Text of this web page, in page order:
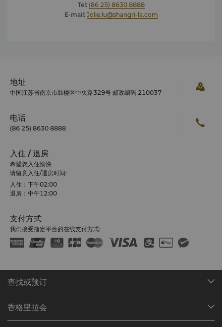
Tel: (86 25) 8630 8888
E-mail: Jolie.lu@shangri-la.com
地址
中国江苏省南京市鼓楼区中央路329号 邮政编码 210037
电话
(86 25) 8630 8888
入住 / 退房
希望您入住愉快
请留意入住/退房时间:
入住：下午02:00
退房：中午12:00
支付方式
我们接受指定平台的在线支付方式:
查找或预订
查找预订
香格里拉会